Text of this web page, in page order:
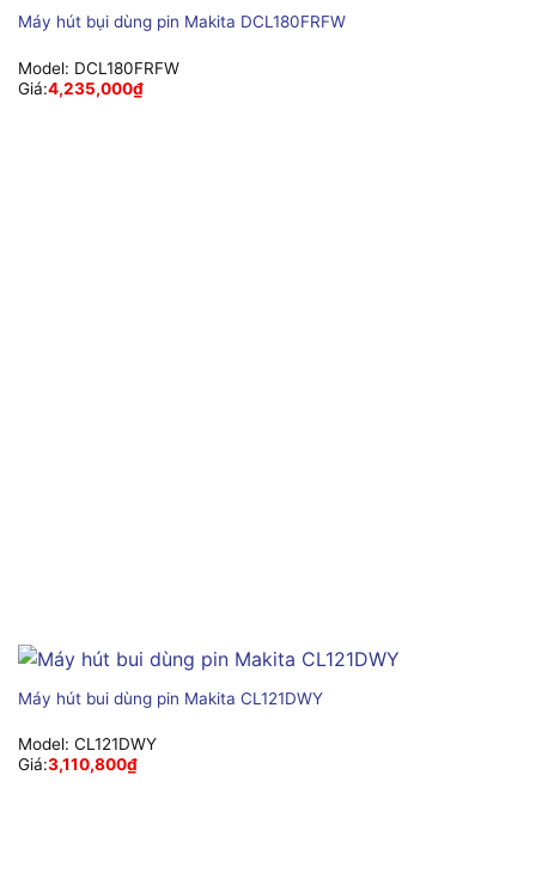
Máy hút bụi dùng pin Makita DCL180FRFW
Model: DCL180FRFW
Giá:4,235,000₫
Máy hút bui dùng pin Makita CL121DWY
Model: CL121DWY
Giá:3,110,800₫